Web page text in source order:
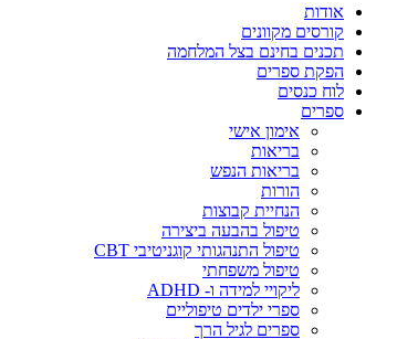
אודות
קורסים מקוונים
תכנים בחינם בצל המלחמה
הפקת ספרים
לוח כנסים
ספרים
אימון אישי
בריאות
בריאות הנפש
הורות
הנחיית קבוצות
טיפול בהבעה ביצירה
טיפול התנהגותי קוגניטיבי CBT
טיפול משפחתי
ליקויי למידה ו- ADHD
ספרי ילדים טיפוליים
ספרים לגיל הרך